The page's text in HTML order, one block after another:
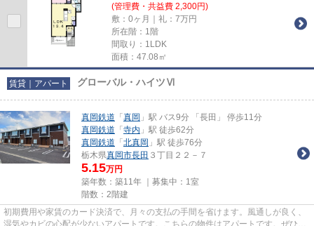
(管理費・共益費 2,300円)
敷：0ヶ月｜礼：7万円
所在階：1階
間取り：1LDK
面積：47.08㎡
賃貸｜アパート グローバル・ハイツⅥ
真岡鉄道 「 真岡 」駅 バス9分 「長田」 停歩11分
真岡鉄道 「 寺内 」駅 徒歩62分
真岡鉄道 「 北真岡 」駅 徒歩76分
栃木県真岡市長田 ３丁目２２－７
5.15万円
築年数：築11年 ｜募集中： 1室
階数：2階建
初期費用や家賃のカード決済で、月々の支払の手間を省けます。風通しが良く、
湿気やカビの心配が少ないアパートです。こちらの物件はアパートです。ぜひ一